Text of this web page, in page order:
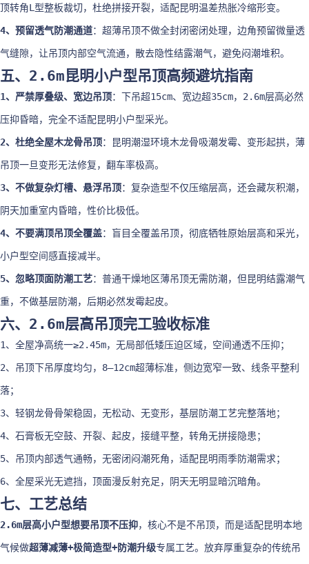
顶转角L型整板裁切，杜绝拼接开裂，适配昆明温差热胀冷缩形变。
4、预留透气防潮通道：超薄吊顶不做全封闭密闭处理，边角预留微量透
气缝隙，让吊顶内部空气流通，散去隐性结露潮气，避免闷潮堆积。
五、2.6m昆明小户型吊顶高频避坑指南
1、严禁厚叠级、宽边吊顶：下吊超15cm、宽边超35cm，2.6m层高必然
压抑昏暗，完全不适配昆明小户型采光。
2、杜绝全屋木龙骨吊顶：昆明潮湿环境木龙骨吸潮发霉、变形起拱，薄
吊顶一旦变形无法修复，翻车率极高。
3、不做复杂灯槽、悬浮吊顶：复杂造型不仅压缩层高，还会藏灰积潮，
阴天加重室内昏暗，性价比极低。
4、不要满顶吊顶全覆盖：盲目全覆盖吊顶，彻底牺牲原始层高和采光，
小户型空间感直接减半。
5、忽略顶面防潮工艺：普通干燥地区薄吊顶无需防潮，但昆明结露潮气
重，不做基层防潮，后期必然发霉起皮。
六、2.6m层高吊顶完工验收标准
1、全屋净高统一≥2.45m，无局部低矮压迫区域，空间通透不压抑；
2、吊顶下吊厚度均匀，8–12cm超薄标准，侧边宽窄一致、线条平整利
落；
3、轻钢龙骨骨架稳固，无松动、无变形，基层防潮工艺完整落地；
4、石膏板无空鼓、开裂、起皮，接缝平整，转角无拼接隐患；
5、吊顶内部透气通畅，无密闭闷潮死角，适配昆明雨季防潮需求；
6、全屋采光无遮挡，顶面漫反射充足，阴天无明显暗沉暗角。
七、工艺总结
2.6m层高小户型想要吊顶不压抑，核心不是不吊顶，而是适配昆明本地
气候做超薄减薄+极简造型+防潮升级专属工艺。放弃厚重复杂的传统吊